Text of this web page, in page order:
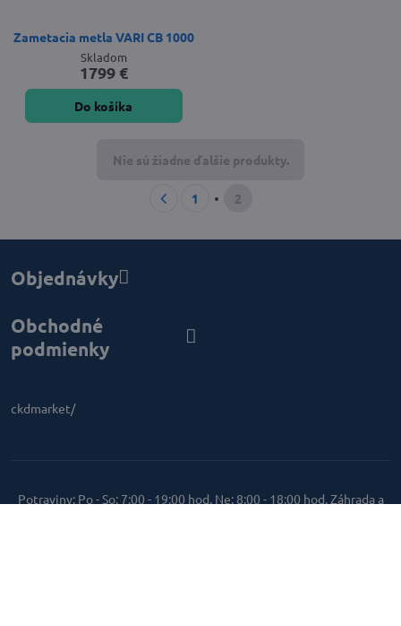
Zametacia metla VARI CB 1000
Skladom
1799 €
Do košíka
Nie sú žiadne ďalšie produkty.
1 2
Objednávky
Obchodné
podmienky
ckdmarket/
Potraviny: Po - So: 7:00 - 19:00 hod. Ne: 8:00 - 18:00 hod. Záhrada a